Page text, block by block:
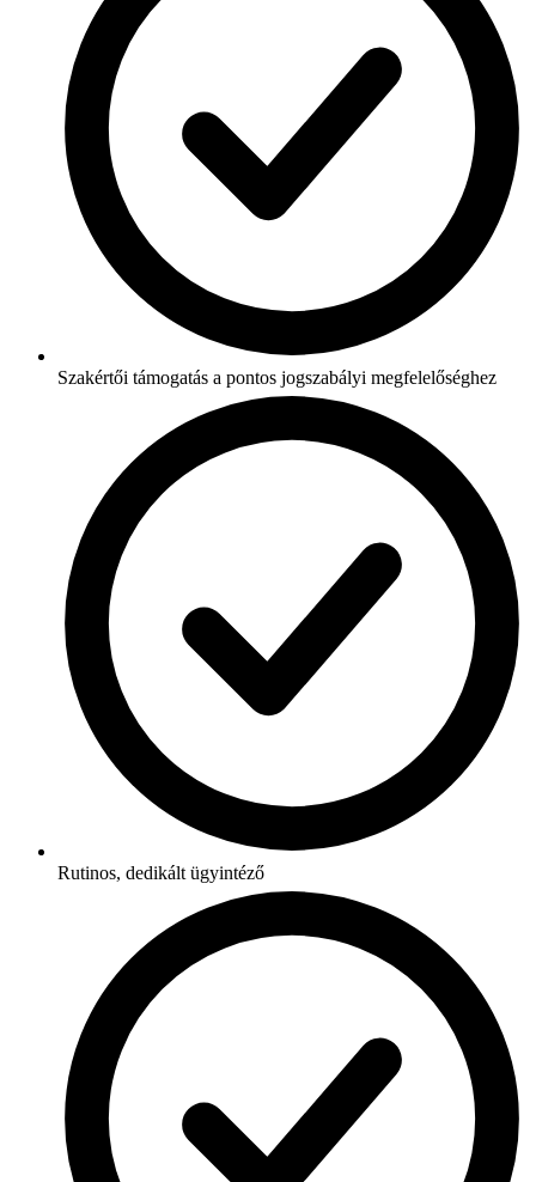
Szakértői támogatás a pontos jogszabályi megfelelőséghez
Rutinos, dedikált ügyintéző